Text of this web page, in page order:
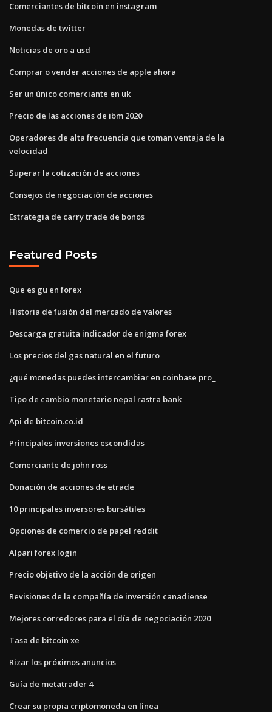
Comerciantes de bitcoin en instagram
Monedas de twitter
Noticias de oro a usd
Comprar o vender acciones de apple ahora
Ser un único comerciante en uk
Precio de las acciones de ibm 2020
Operadores de alta frecuencia que toman ventaja de la
velocidad
Superar la cotización de acciones
Consejos de negociación de acciones
Estrategia de carry trade de bonos
Featured Posts
Que es gu en forex
Historia de fusión del mercado de valores
Descarga gratuita indicador de enigma forex
Los precios del gas natural en el futuro
¿qué monedas puedes intercambiar en coinbase pro_
Tipo de cambio monetario nepal rastra bank
Api de bitcoin.co.id
Principales inversiones escondidas
Comerciante de john ross
Donación de acciones de etrade
10 principales inversores bursátiles
Opciones de comercio de papel reddit
Alpari forex login
Precio objetivo de la acción de origen
Revisiones de la compañía de inversión canadiense
Mejores corredores para el día de negociación 2020
Tasa de bitcoin xe
Rizar los próximos anuncios
Guía de metatrader 4
Crear su propia criptomoneda en línea